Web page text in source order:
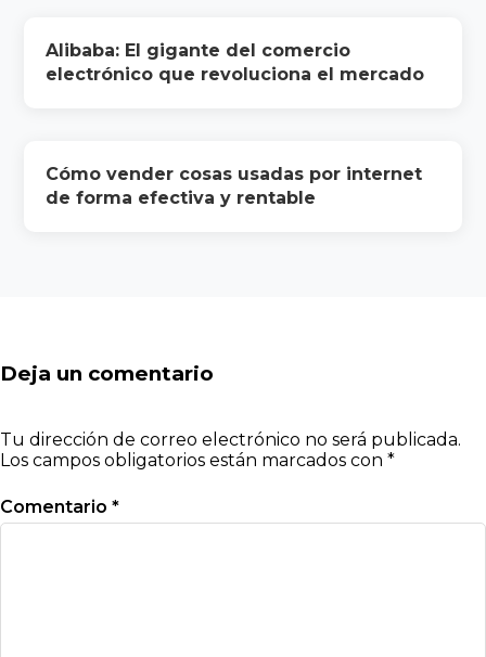
Alibaba: El gigante del comercio
electrónico que revoluciona el mercado
Cómo vender cosas usadas por internet
de forma efectiva y rentable
Deja un comentario
Tu dirección de correo electrónico no será publicada.
Los campos obligatorios están marcados con *
Comentario *